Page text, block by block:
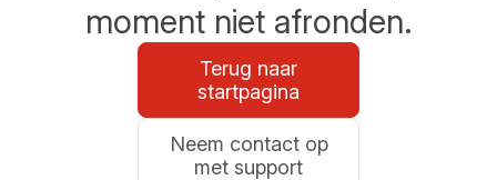
moment niet afronden.
Terug naar
startpagina
Neem contact op
met support